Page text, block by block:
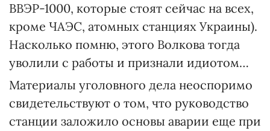
ВВЭР-1000, которые стоят сейчас на всех,
кроме ЧАЭС, атомных станциях Украины).
Насколько помню, этого Волкова тогда
уволили с работы и признали идиотом…
Материалы уголовного дела неоспоримо
свидетельствуют о том, что руководство
станции заложило основы аварии еще при